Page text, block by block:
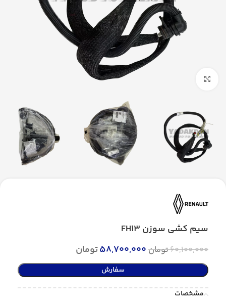
سیم کشی سوزن FH13
60,100,000تومان 58,700,000تومان
سفارش
مشخصات